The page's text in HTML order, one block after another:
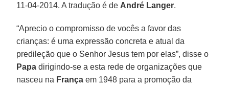
11-04-2014. A tradução é de André Langer.
“Aprecio o compromisso de vocês a favor das
crianças: é uma expressão concreta e atual da
predileção que o Senhor Jesus tem por elas”, disse o
Papa dirigindo-se a esta rede de organizações que
nasceu na França em 1948 para a promoção da